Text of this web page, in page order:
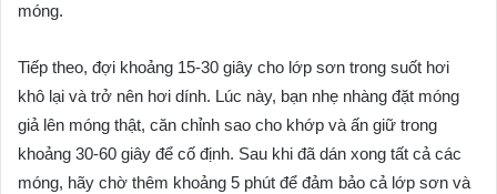
móng.
Tiếp theo, đợi khoảng 15-30 giây cho lớp sơn trong suốt hơi
khô lại và trở nên hơi dính. Lúc này, bạn nhẹ nhàng đặt móng
giả lên móng thật, căn chỉnh sao cho khớp và ấn giữ trong
khoảng 30-60 giây để cố định. Sau khi đã dán xong tất cả các
móng, hãy chờ thêm khoảng 5 phút để đảm bảo cả lớp sơn và